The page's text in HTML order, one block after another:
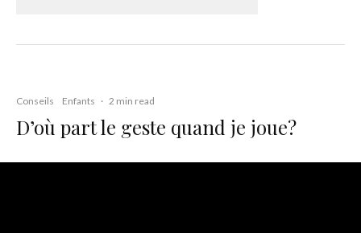
Conseils Enfants · 2 min read
D’où part le geste quand je joue?